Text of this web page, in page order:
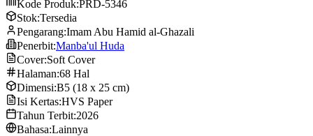
Kode Produk:PRD-5346
Stok:Tersedia
Pengarang:Imam Abu Hamid al-Ghazali
Penerbit:Manba'ul Huda
Cover:Soft Cover
Halaman:68 Hal
Dimensi:B5 (18 x 25 cm)
Isi Kertas:HVS Paper
Tahun Terbit:2026
Bahasa:Lainnya